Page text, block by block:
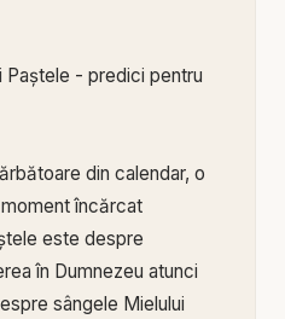
Paștele - predici pentru
din calendar, o
încărcat
este despre
în Dumnezeu atunci
sângele Mielului